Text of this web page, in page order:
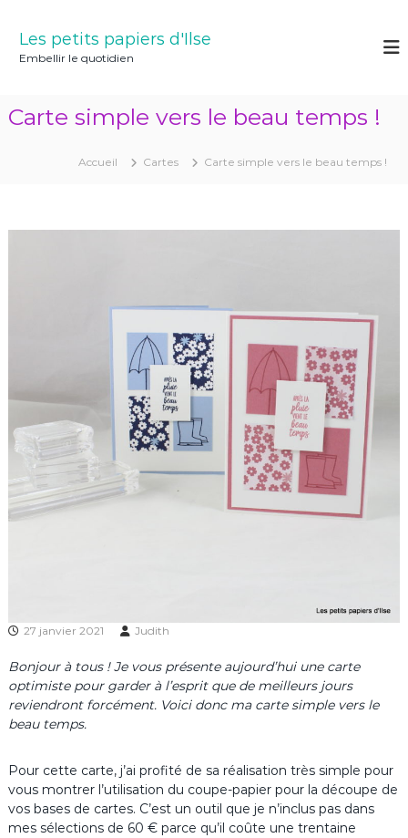
Les petits papiers d'Ilse
Embellir le quotidien
Carte simple vers le beau temps !
Accueil Cartes Carte simple vers le beau temps !
27 janvier 2021 Judith
Bonjour à tous ! Je vous présente aujourd’hui une carte
optimiste pour garder à l’esprit que de meilleurs jours
reviendront forcément. Voici donc ma carte simple vers le
beau temps.
Pour cette carte, j’ai profité de sa réalisation très simple pour
vous montrer l’utilisation du coupe-papier pour la découpe de
vos bases de cartes. C’est un outil que je n’inclus pas dans
mes sélections de 60 € parce qu’il coûte une trentaine